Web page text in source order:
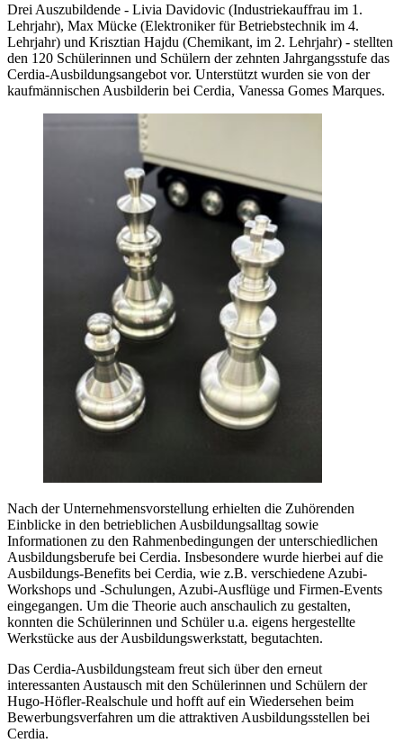
Drei Auszubildende - Livia Davidovic (Industriekauffrau im 1.
Lehrjahr), Max Mücke (Elektroniker für Betriebstechnik im 4.
Lehrjahr) und Krisztian Hajdu (Chemikant, im 2. Lehrjahr) - stellten
den 120 Schülerinnen und Schülern der zehnten Jahrgangsstufe das
Cerdia-Ausbildungsangebot vor. Unterstützt wurden sie von der
kaufmännischen Ausbilderin bei Cerdia, Vanessa Gomes Marques.
Nach der Unternehmensvorstellung erhielten die Zuhörenden
Einblicke in den betrieblichen Ausbildungsalltag sowie
Informationen zu den Rahmenbedingungen der unterschiedlichen
Ausbildungsberufe bei Cerdia. Insbesondere wurde hierbei auf die
Ausbildungs-Benefits bei Cerdia, wie z.B. verschiedene Azubi-
Workshops und -Schulungen, Azubi-Ausflüge und Firmen-Events
eingegangen. Um die Theorie auch anschaulich zu gestalten,
konnten die Schülerinnen und Schüler u.a. eigens hergestellte
Werkstücke aus der Ausbildungswerkstatt, begutachten.
Das Cerdia-Ausbildungsteam freut sich über den erneut
interessanten Austausch mit den Schülerinnen und Schülern der
Hugo-Höfler-Realschule und hofft auf ein Wiedersehen beim
Bewerbungsverfahren um die attraktiven Ausbildungsstellen bei
Cerdia.